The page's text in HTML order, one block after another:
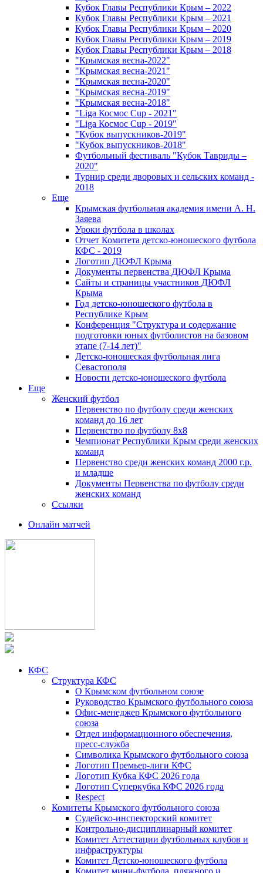
Кубок Главы Республики Крым – 2022
Кубок Главы Республики Крым – 2021
Кубок Главы Республики Крым – 2020
Кубок Главы Республики Крым – 2019
Кубок Главы Республики Крым – 2018
"Крымская весна-2022"
"Крымская весна-2021"
"Крымская весна-2020"
"Крымская весна-2019"
"Крымская весна-2018"
"Liga Космос Cup - 2021"
"Liga Космос Cup - 2019"
"Кубок выпускников-2019"
"Кубок выпускников-2018"
Футбольный фестиваль "Кубок Тавриды –
2020"
Турнир среди дворовых и сельских команд -
2018
Еще
Крымская футбольная академия имени А. Н.
Заяева
Уроки футбола в школах
Отчет Комитета детско-юношеского футбола
КФС - 2019
Логотип ДЮФЛ Крыма
Документы первенства ДЮФЛ Крыма
Сайты и страницы участников ДЮФЛ
Крыма
Год детско-юношеского футбола в
Республике Крым
Конференция "Структура и содержание
подготовки юных футболистов на базовом
этапе (7-14 лет)"
Детско-юношеская футбольная лига
Севастополя
Новости детско-юношеского футбола
Еще
Женский футбол
Первенство по футболу среди женских
команд до 16 лет
Первенство по футболу 8х8
Чемпионат Республики Крым среди женских
команд
Первенство среди женских команд 2000 г.р.
и младше
Документы Первенства по футболу среди
женских команд
Ссылки
Онлайн матчей
КФС
Структура КФС
О Крымском футбольном союзе
Руководство Крымского футбольного союза
Офис-менеджер Крымского футбольного
союза
Отдел информационного обеспечения,
пресс-служба
Символика Крымского футбольного союза
Логотип Премьер-лиги КФС
Логотип Кубка КФС 2026 года
Логотип Суперкубка КФС 2026 года
Respect
Комитеты Крымского футбольного союза
Судейско-инспекторский комитет
Контрольно-дисциплинарный комитет
Комитет Аттестации футбольных клубов и
инфраструктуры
Комитет Детско-юношеского футбола
Комитет мини-футбола, пляжного и